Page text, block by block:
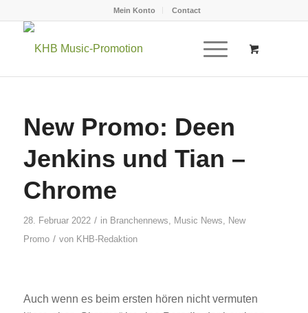
Mein Konto Contact
New Promo: Deen
Jenkins und Tian –
Chrome
28. Februar 2022 / in Branchennews, Music News, New
Promo / von KHB-Redaktion
Auch wenn es beim ersten hören nicht vermuten